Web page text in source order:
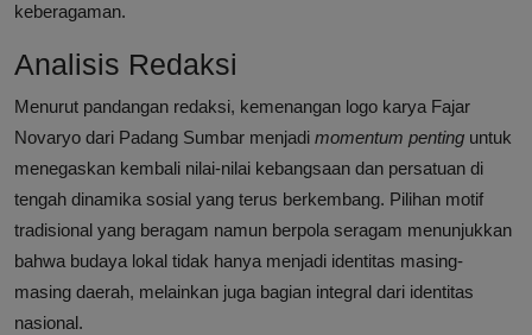
keberagaman.
Analisis Redaksi
Menurut pandangan redaksi, kemenangan logo karya Fajar
Novaryo dari Padang Sumbar menjadi momentum penting untuk
menegaskan kembali nilai-nilai kebangsaan dan persatuan di
tengah dinamika sosial yang terus berkembang. Pilihan motif
tradisional yang beragam namun berpola seragam menunjukkan
bahwa budaya lokal tidak hanya menjadi identitas masing-
masing daerah, melainkan juga bagian integral dari identitas
nasional.